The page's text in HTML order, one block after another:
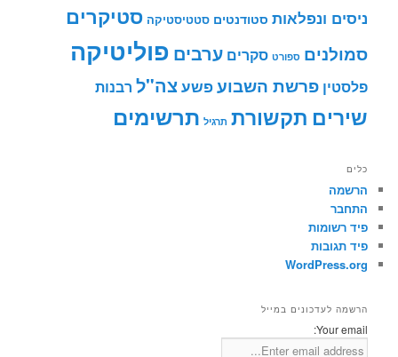
ניסים ונפלאות סטודנטים סטטיסטיקה סטיקרים
סמולנים ספורט סקרים ערבים פוליטיקה
פלסטין פרשת השבועפשעצה"ל רבנות
שירים תקשורת תרגיל תרשימים
כלים
הרשמה
התחבר
פיד רשומות
פיד תגובות
WordPress.org
הרשמה לעדכונים במייל
Your email: